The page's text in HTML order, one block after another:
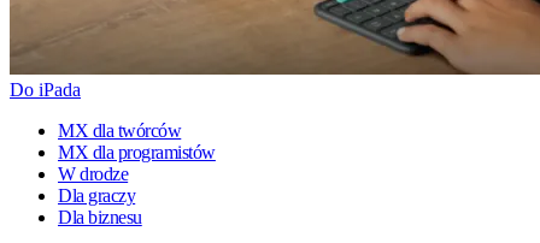
Do iPada
MX dla twórców
MX dla programistów
W drodze
Dla graczy
Dla biznesu